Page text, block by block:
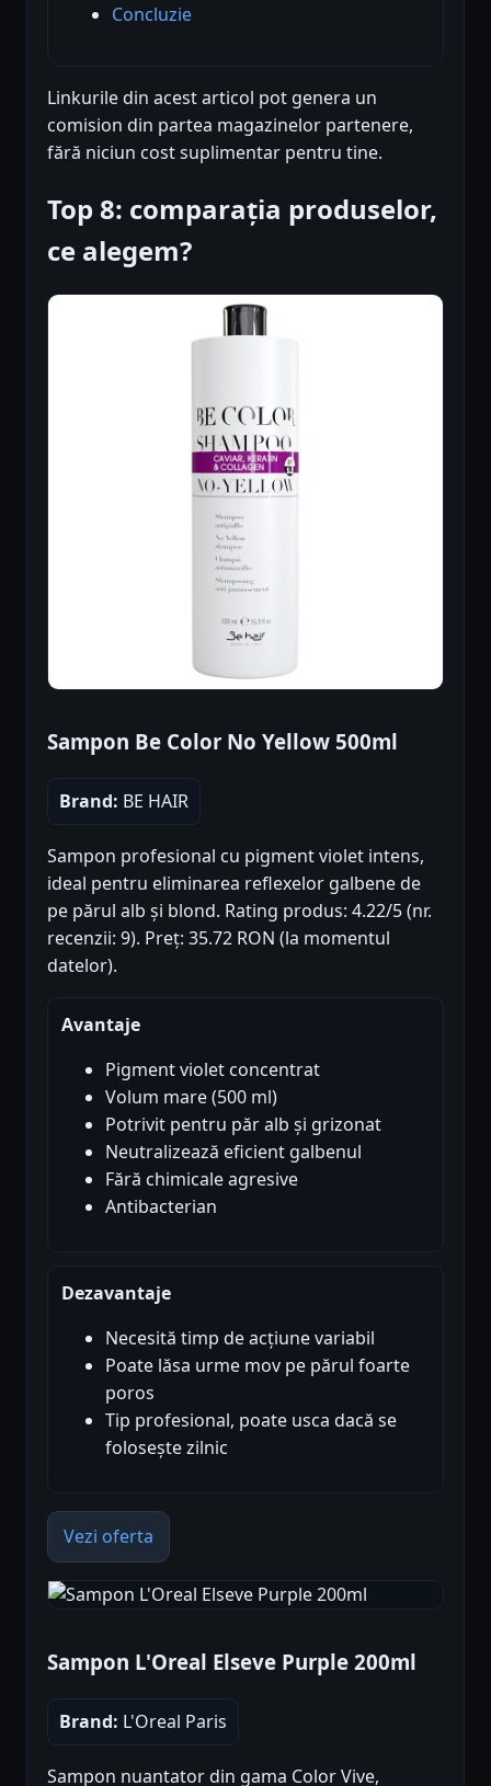
Concluzie
Linkurile din acest articol pot genera un
comision din partea magazinelor partenere,
fără niciun cost suplimentar pentru tine.
Top 8: comparația produselor,
ce alegem?
Sampon Be Color No Yellow 500ml
Brand: BE HAIR
Sampon profesional cu pigment violet intens,
ideal pentru eliminarea reflexelor galbene de
pe părul alb și blond. Rating produs: 4.22/5 (nr.
recenzii: 9). Preț: 35.72 RON (la momentul
datelor).
Avantaje
Pigment violet concentrat
Volum mare (500 ml)
Potrivit pentru păr alb și grizonat
Neutralizează eficient galbenul
Fără chimicale agresive
Antibacterian
Dezavantaje
Necesită timp de acțiune variabil
Poate lăsa urme mov pe părul foarte
poros
Tip profesional, poate usca dacă se
folosește zilnic
Vezi oferta
Sampon L'Oreal Elseve Purple 200ml
Brand: L'Oreal Paris
Sampon nuantator din gama Color Vive,